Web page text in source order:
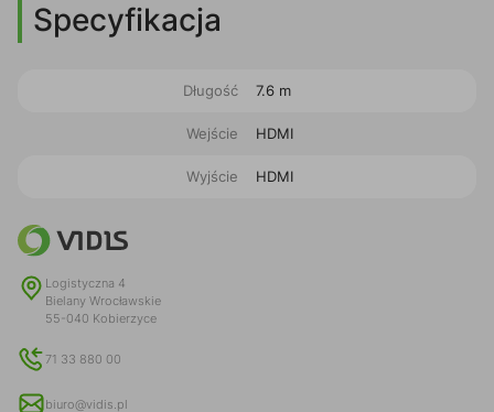
Specyfikacja
Długość 7.6 m
Wejście HDMI
Wyjście HDMI
Logistyczna 4
Bielany Wrocławskie
55-040 Kobierzyce
71 33 880 00
biuro@vidis.pl